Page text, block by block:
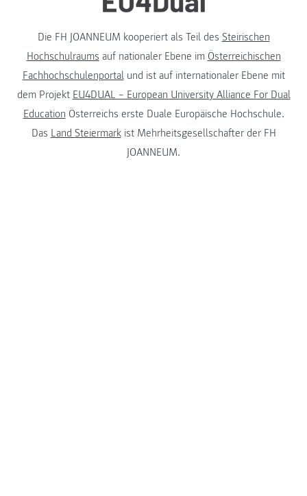
Die FH JOANNEUM kooperiert als Teil des Steirischen
Hochschulraums auf nationaler Ebene im Österreichischen
Fachhochschulenportalund ist auf internationaler Ebene mit
dem Projekt EU4DUAL – European University Alliance For Dual
Education Österreichs erste Duale Europäische Hochschule.
Das Land Steiermarkist Mehrheitsgesellschafter der FH
JOANNEUM.